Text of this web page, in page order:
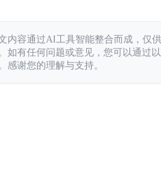
内容通过AI工具智能整合而成，仅
如有任何问题或意见，您可以通过
感谢您的理解与支持。